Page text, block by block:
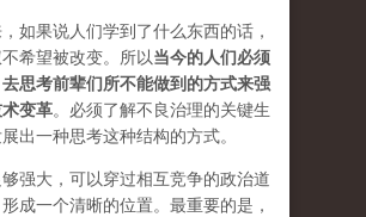
如果说人们学到了什么东西的话，
希望被改变。所以当今的人们必须
思考前辈们所不能做到的方式来强
变革。必须了解不良治理的关键生
出一种思考这种结构的方式。
强大，可以穿过相互竞争的政治道
成一个清晰的位置。最重要的是，